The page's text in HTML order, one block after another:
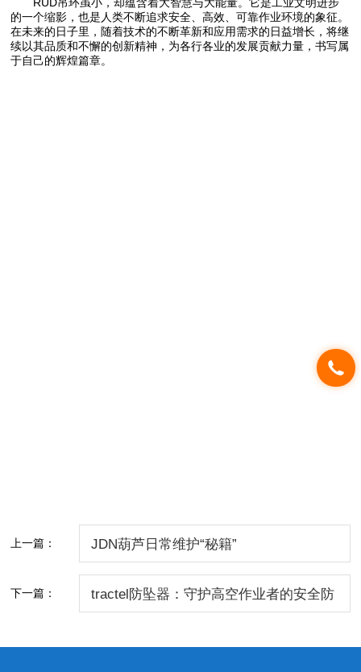
的一个缩影，也是人类不断追求安全、高效、可靠作业环境的象征。
在未来的日子里，随着技术的不断革新和应用需求的日益增长，将继
续以其品质和不懈的创新精神，为各行各业的发展贡献力量，书写属
于自己的辉煌篇章。
上一篇： JDN葫芦日常维护“秘籍”
下一篇： tractel防坠器：守护高空作业者的安全防